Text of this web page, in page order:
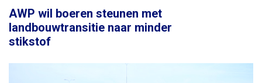
AWP wil boeren steunen met
landbouwtransitie naar minder
stikstof